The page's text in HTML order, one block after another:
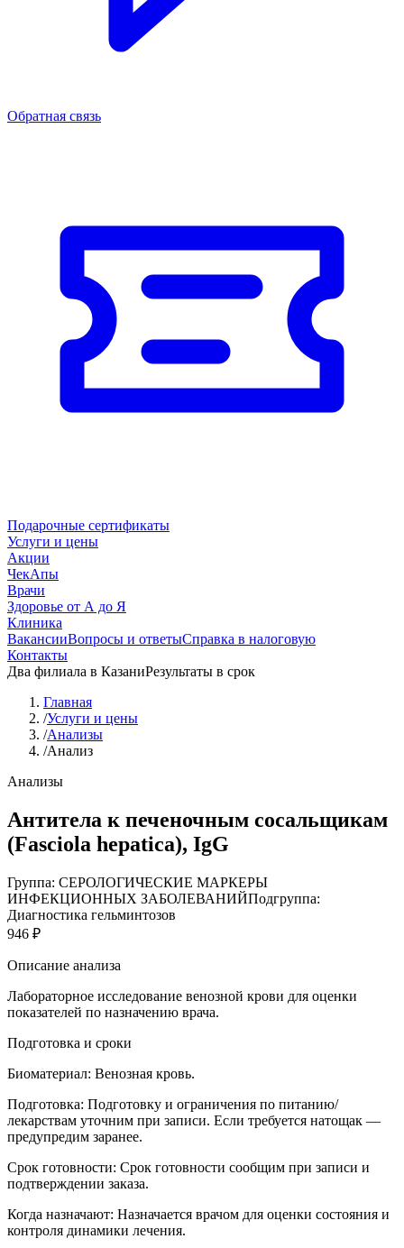
Обратная связь
Подарочные сертификаты
Услуги и цены
Акции
ЧекАпы
Врачи
Здоровье от А до Я
Клиника
ВакансииВопросы и ответыСправка в налоговую
Контакты
Два филиала в КазаниРезультаты в срок
Главная
/Услуги и цены
/Анализы
/Анализ
Анализы
Антитела к печеночным сосальщикам
(Fasciola hepatica), IgG
Группа: СЕРОЛОГИЧЕСКИЕ МАРКЕРЫ
ИНФЕКЦИОННЫХ ЗАБОЛЕВАНИЙПодгруппа:
Диагностика гельминтозов
946 ₽
Описание анализа
Лабораторное исследование венозной крови для оценки
показателей по назначению врача.
Подготовка и сроки
Биоматериал: Венозная кровь.
Подготовка: Подготовку и ограничения по питанию/
лекарствам уточним при записи. Если требуется натощак —
предупредим заранее.
Срок готовности: Срок готовности сообщим при записи и
подтверждении заказа.
Когда назначают: Назначается врачом для оценки состояния и
контроля динамики лечения.